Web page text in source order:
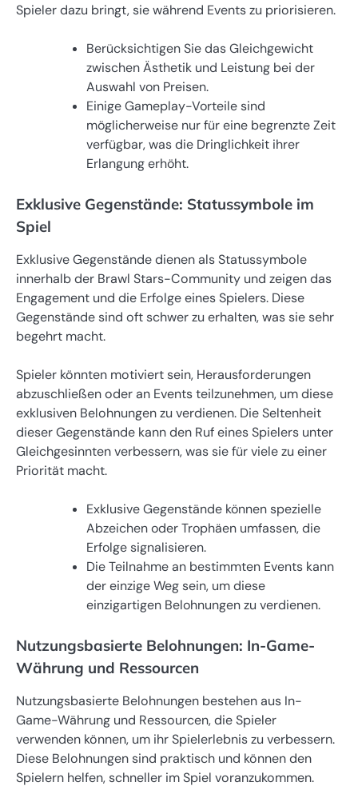
Spieler dazu bringt, sie während Events zu priorisieren.
Berücksichtigen Sie das Gleichgewicht
zwischen Ästhetik und Leistung bei der
Auswahl von Preisen.
Einige Gameplay-Vorteile sind
möglicherweise nur für eine begrenzte Zeit
verfügbar, was die Dringlichkeit ihrer
Erlangung erhöht.
Exklusive Gegenstände: Statussymbole im
Spiel
Exklusive Gegenstände dienen als Statussymbole
innerhalb der Brawl Stars-Community und zeigen das
Engagement und die Erfolge eines Spielers. Diese
Gegenstände sind oft schwer zu erhalten, was sie sehr
begehrt macht.
Spieler könnten motiviert sein, Herausforderungen
abzuschließen oder an Events teilzunehmen, um diese
exklusiven Belohnungen zu verdienen. Die Seltenheit
dieser Gegenstände kann den Ruf eines Spielers unter
Gleichgesinnten verbessern, was sie für viele zu einer
Priorität macht.
Exklusive Gegenstände können spezielle
Abzeichen oder Trophäen umfassen, die
Erfolge signalisieren.
Die Teilnahme an bestimmten Events kann
der einzige Weg sein, um diese
einzigartigen Belohnungen zu verdienen.
Nutzungsbasierte Belohnungen: In-Game-
Währung und Ressourcen
Nutzungsbasierte Belohnungen bestehen aus In-
Game-Währung und Ressourcen, die Spieler
verwenden können, um ihr Spielerlebnis zu verbessern.
Diese Belohnungen sind praktisch und können den
Spielern helfen, schneller im Spiel voranzukommen.